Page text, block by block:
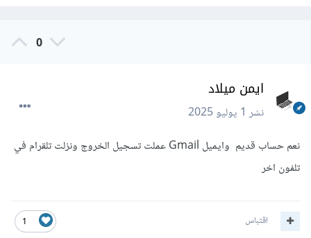
0
ايمن ميلاد
نشر1 يوليو 2025
نعم حساب قديم وايميل Gmail عملت تسجيل الخروج ونزلت تلقرام في
تلفون اخر
1 اقتباس